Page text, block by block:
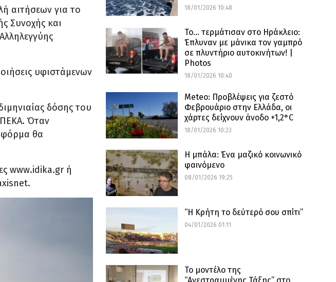
αιτήσεων για το
Συνοχής και
υφιστάμενων
δόσης του
Όταν
θα
www.idika.gr ή
18/01/2026 10:48
Το… τερμάτισαν στο Ηράκλειο:
Έπλυναν με μάνικα τον γαμπρό
σε πλυντήριο αυτοκινήτων! |
Photos
18/01/2026 10:40
Meteo: Προβλέψεις για ζεστό
Φεβρουάριο στην Ελλάδα, οι
χάρτες δείχνουν άνοδο +1,2°C
18/01/2026 10:23
Η μπάλα: Ένα μαζικό κοινωνικό
φαινόμενο
08/01/2026 19:25
“Η Κρήτη το δεύτερό σου σπίτι”
04/01/2026 01:11
Το μοντέλο της